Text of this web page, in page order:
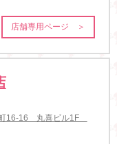
店舗専用ページ ＞
町16-16 丸喜ビル1F